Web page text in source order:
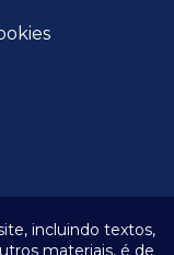
incluindo textos,
materiais, é de